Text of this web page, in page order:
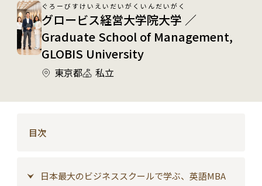
ぐろーびすけいえいだいがくいんだいがく
グロービス経営大学院大学 ／
Graduate School of Management,
GLOBIS University
東京都 私立
目次
日本最大のビジネススクールで学ぶ、英語MBA